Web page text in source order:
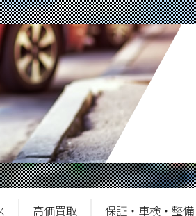
高価買取 保証・車検・整備